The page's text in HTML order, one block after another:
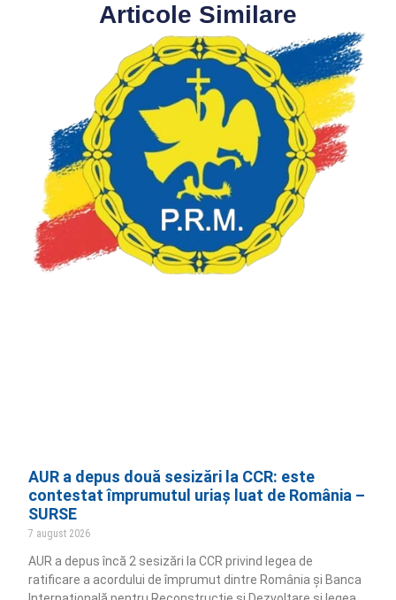
Articole Similare
AUR a depus două sesizări la CCR: este
contestat împrumutul uriaș luat de România –
SURSE
7 august 2026
AUR a depus încă 2 sesizări la CCR privind legea de
ratificare a acordului de împrumut dintre România și Banca